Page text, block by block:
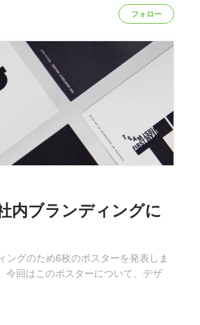
フォロー
内ブランディングに
グのため6枚のポスターを発表しま
今回はこのポスターについて、デザ